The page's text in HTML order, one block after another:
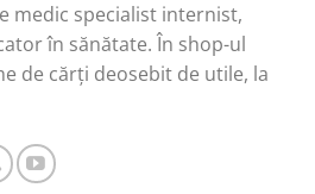
medic specialist internist,
în sănătate. În shop-ul
de cărți deosebit de utile, la